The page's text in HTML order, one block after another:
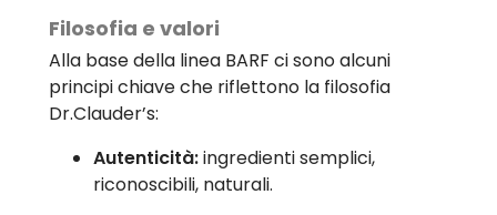
Filosofia e valori
Alla base della linea BARF ci sono alcuni
principi chiave che riflettono la filosofia
Dr.Clauder’s:
Autenticità:ingredienti semplici,
riconoscibili, naturali.